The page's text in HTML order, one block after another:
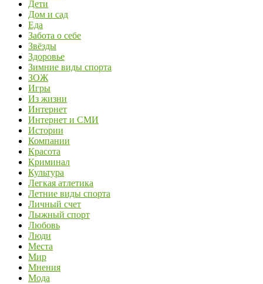
Дети
Дом и сад
Еда
Забота о себе
Звёзды
Здоровье
Зимние виды спорта
ЗОЖ
Игры
Из жизни
Интернет
Интернет и СМИ
Истории
Компании
Красота
Криминал
Культура
Легкая атлетика
Летние виды спорта
Личный счет
Лыжный спорт
Любовь
Люди
Места
Мир
Мнения
Мода